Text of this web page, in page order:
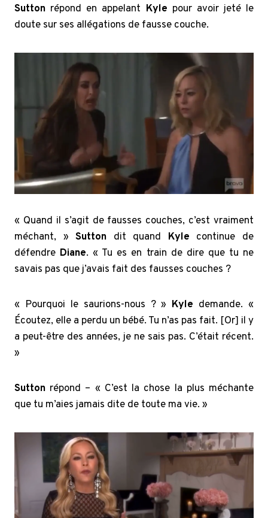
Sutton répond en appelant Kyle pour avoir jeté le
doute sur ses allégations de fausse couche.
« Quand il s’agit de fausses couches, c’est vraiment
méchant, »Sutton dit quand Kyle continue de
défendre Diane. « Tu es en train de dire que tu ne
savais pas que j’avais fait des fausses couches ?
« Pourquoi le saurions-nous ? » Kyle demande. «
Écoutez, elle a perdu un bébé. Tu n’as pas fait. [Or] il y
a peut-être des années, je ne sais pas. C’était récent.
»
Sutton répond – « C’est la chose la plus méchante
que tu m’aies jamais dite de toute ma vie. »